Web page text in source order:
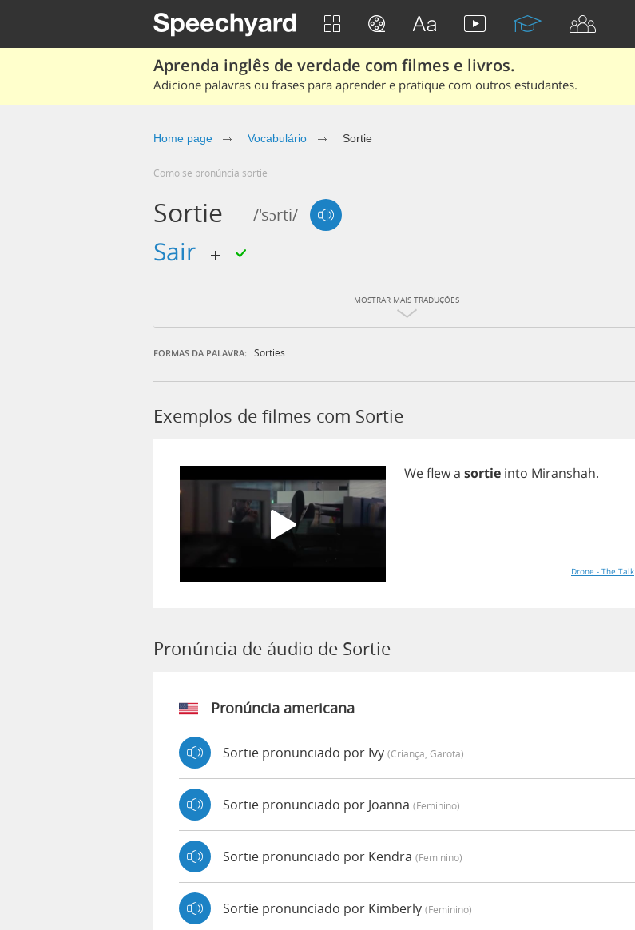
Aprenda inglês de verdade com filmes e livros.
Adicione palavras ou frases para aprender e pratique com outros estudantes.
Home page Vocabulário Sortie
Como se pronúncia sortie
Sortie /'sɔrti/
sair
MOSTRAR MAIS TRADUÇÕES
FORMAS DA PALAVRA: Sorties
Exemplos de filmes com Sortie
Weflewa sortie into Miranshah.
Drone - The Talk
Pronúncia de áudio de Sortie
Pronúncia americana
Sortie pronunciado por Ivy (criança, Garota)
Sortie pronunciado por Joanna (feminino)
Sortie pronunciado por Kendra (feminino)
Sortie pronunciado por Kimberly (feminino)